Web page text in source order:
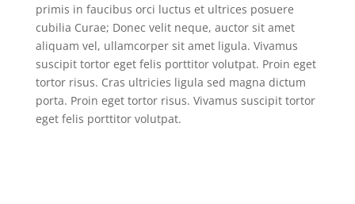
primis in faucibus orci luctus et ultrices posuere
cubilia Curae; Donec velit neque, auctor sit amet
aliquam vel, ullamcorper sit amet ligula. Vivamus
suscipit tortor eget felis porttitor volutpat. Proin eget
tortor risus. Cras ultricies ligula sed magna dictum
porta. Proin eget tortor risus. Vivamus suscipit tortor
eget felis porttitor volutpat.